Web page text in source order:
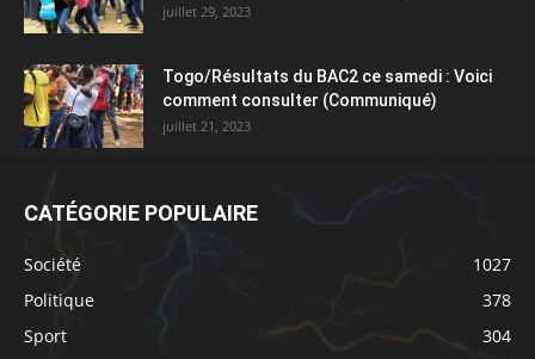
juillet 29, 2023
Togo/Résultats du BAC2 ce samedi : Voici
comment consulter (Communiqué)
juillet 21, 2023
CATÉGORIE POPULAIRE
Société
1027
Politique
378
Sport
304